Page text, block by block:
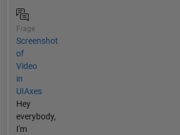
Frage
Screenshot
of
Video
in
UIAxes
Hey
everybody,
I'm